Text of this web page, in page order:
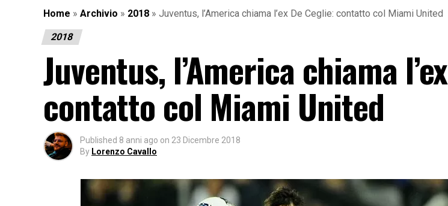
Home » Archivio » 2018 » Juventus, l’America chiama l’ex De Ceglie: contatto col Miami United
2018
Juventus, l’America chiama
contatto col Miami United
Published 8 anni ago on 23 Dicembre 2018
By Lorenzo Cavallo